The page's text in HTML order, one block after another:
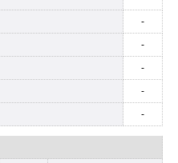
-
-
-
-
-